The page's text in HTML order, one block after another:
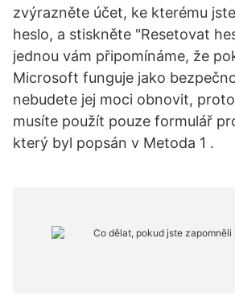
zvýrazněte účet, ke kterému
heslo, a stiskněte "Resetovat
jednou vám připomínáme, že
Microsoft funguje jako
nebudete jej moci obnovit,
musíte použít pouze formulář
který byl popsán v Metoda 1 .